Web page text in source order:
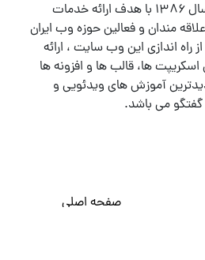
پرشین اسکریپت در سال ۱۳۸۶ با هدف ارائه خدمات
مندان و فعالین حوزه وب ایران
راه اندازی این وب سایت ، ارائه
ها، قالب ها و افزونه ها
آموزش های ویدئویی و
گفتگو می باشد.
صفحه اصلی